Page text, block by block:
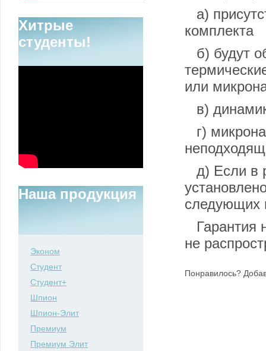
а)
комплекта
б) будут
или
в)
г)
д) Если в
следующих
Гарантия
не
Понравилось?
Хитрые
студенты!
Наша продукция
Эконом
Студент
Студент+
Шпион
Шпион-Элит
Премиум
Премиум Элит